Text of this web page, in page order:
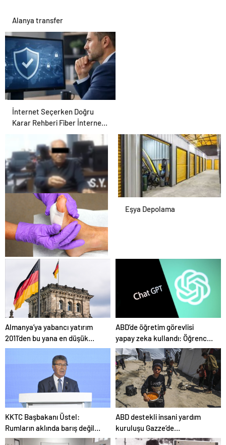
Alanya transfer
İnternet Seçerken Doğru
Karar Rehberi Fiber İnternet
25 Yıllık Miras Davasında
Gözler Temmuz Ayındaki
Karar Duruşmasına Çevrildi
Eşya Depolama
Ortopodoloji İle Diyabetik
Ayak Yarası Tedavisi
Almanya’ya yabancı yatırım
2011’den bu yana en düşük
seviyede
ABD’de öğretim görevlisi
yapay zeka kullandı: Öğrenci
ders ücretini geri istedi
KKTC Başbakanı Üstel:
Rumların aklında barış değil
savaş var
ABD destekli insani yardım
kuruluşu Gazze’de
faaliyetlerini başlatacağını